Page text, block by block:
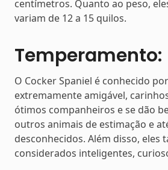
centímetros. Quanto ao peso,
variam de 12 a 15 quilos.
Temperamento:
O Cocker Spaniel é conhecido
extremamente amigável,
ótimos companheiros e se dão
outros animais de estimação e
desconhecidos. Além disso, eles
considerados inteligentes,